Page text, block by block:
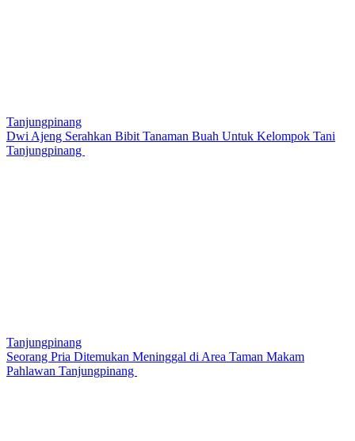
Tanjungpinang
Dwi Ajeng Serahkan Bibit Tanaman Buah Untuk Kelompok Tani
Tanjungpinang
Tanjungpinang
Seorang Pria Ditemukan Meninggal di Area Taman Makam
Pahlawan Tanjungpinang